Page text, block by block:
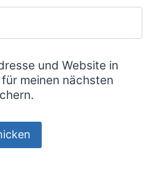
und Website in
meinen nächsten